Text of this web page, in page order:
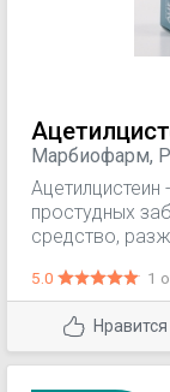
Марбиофарм,
простудных
средство,
связано со
внутри- и
кислых
5.0 1
Нравится